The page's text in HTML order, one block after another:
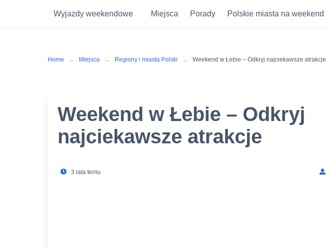
Wyjazdy weekendowe Miejsca Porady Polskie miasta na weekend
Home Miejsca Regiony i miasta Polski Weekend w Łebie – Odkryj najciekawsze atrakcje
Weekend w Łebie – Odkryj
najciekawsze atrakcje
3 lata temu